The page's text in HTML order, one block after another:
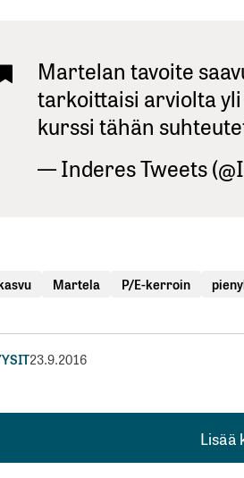
Martelan tavoite
tarkoittaisi arviolta yli
kurssi tähän
— Inderes Tweets
Martela P/E-kerroin
23.9.2016
Lisää
Lisää